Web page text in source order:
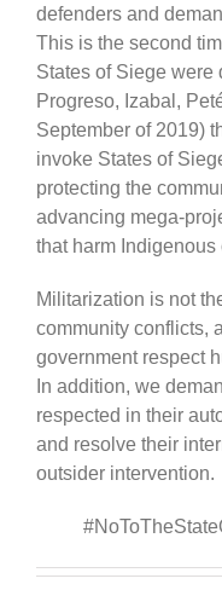
defenders and
This is the second
States of Siege were
Progreso, Izabal,
September of 2019)
invoke States of
protecting the
advancing mega-
that harm Indigenous
Militarization is not
community conflicts,
government respect
In addition, we
respected in their
and resolve their
outsider intervention.